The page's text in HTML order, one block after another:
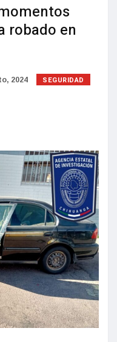
robado en
2024 SEGURIDAD